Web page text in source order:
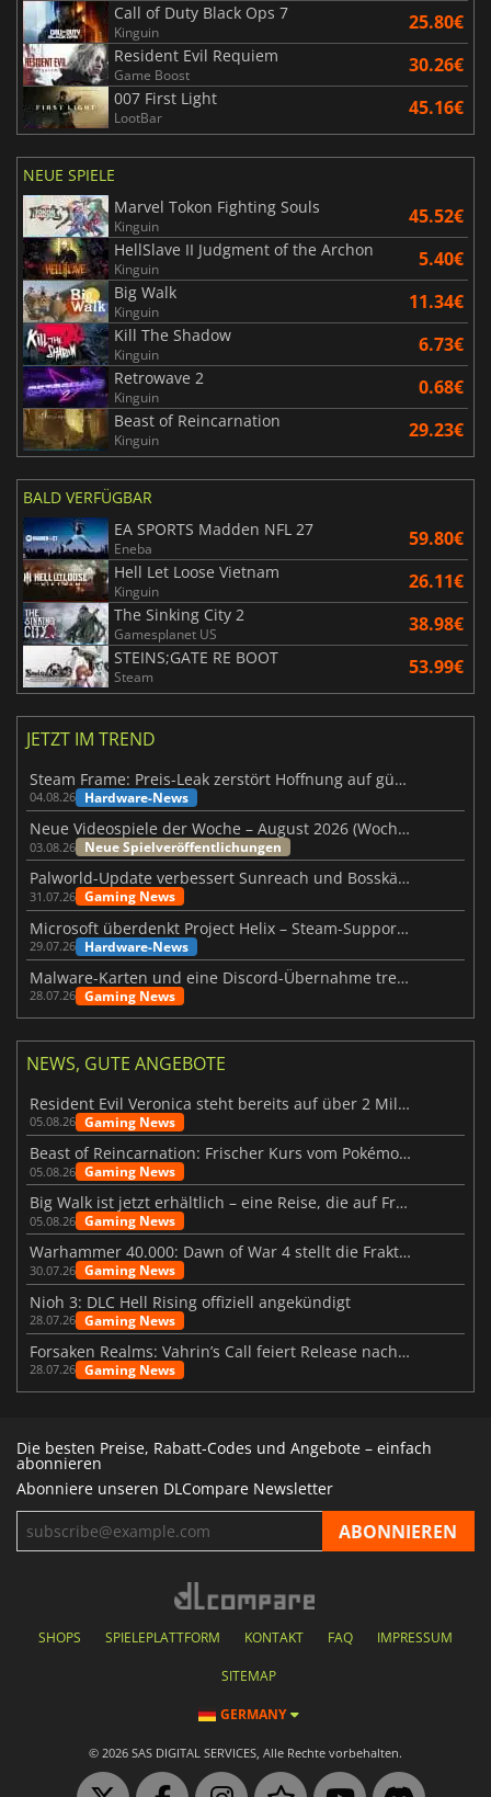
Call of Duty Black Ops 7
Kinguin 25.80€
Resident Evil Requiem
Game Boost 30.26€
007 First Light
LootBar 45.16€
NEUE SPIELE
Marvel Tokon Fighting Souls
Kinguin 45.52€
HellSlave II Judgment of the Archon
Kinguin 5.40€
Big Walk
Kinguin 11.34€
Kill The Shadow
Kinguin 6.73€
Retrowave 2
Kinguin 0.68€
Beast of Reincarnation
Kinguin 29.23€
BALD VERFÜGBAR
EA SPORTS Madden NFL 27
Eneba 59.80€
Hell Let Loose Vietnam
Kinguin 26.11€
The Sinking City 2
Gamesplanet US 38.98€
STEINS;GATE RE BOOT
Steam 53.99€
JETZT IM TREND
Steam Frame: Preis-Leak zerstört Hoffnung auf günstiges VR-Headset
04.08.26 Hardware-News
Neue Videospiele der Woche – August 2026 (Woche 32)
03.08.26 Neue Spielveröffentlichungen
Palworld-Update verbessert Sunreach und Bosskämpfe deutlich
31.07.26 Gaming News
Microsoft überdenkt Project Helix – Steam-Support gefährdet
29.07.26 Hardware-News
Malware-Karten und eine Discord-Übernahme treffen Meccha Chameleon
28.07.26 Gaming News
NEWS, GUTE ANGEBOTE
Resident Evil Veronica steht bereits auf über 2 Millionen Wunschlisten
05.08.26 Gaming News
Beast of Reincarnation: Frischer Kurs vom Pokémon-Studio
05.08.26 Gaming News
Big Walk ist jetzt erhältlich – eine Reise, die auf Freundschaft basiert
05.08.26 Gaming News
Warhammer 40.000: Dawn of War 4 stellt die Fraktion der Necrons vor
30.07.26 Gaming News
Nioh 3: DLC Hell Rising offiziell angekündigt
28.07.26 Gaming News
Forsaken Realms: Vahrin’s Call feiert Release nach 10 Jahren
28.07.26 Gaming News
Die besten Preise, Rabatt-Codes und Angebote – einfach
abonnieren
Abonniere unseren DLCompare Newsletter
SHOPS SPIELEPLATTFORM KONTAKT FAQ IMPRESSUM
SITEMAP
GERMANY
© 2026 SAS DIGITAL SERVICES, Alle Rechte vorbehalten.